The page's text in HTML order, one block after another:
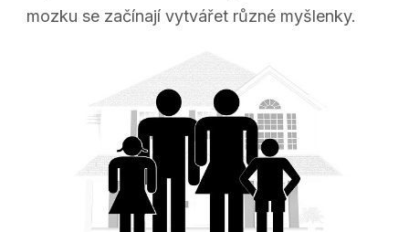
mozku se začínají vytvářet různé myšlenky.